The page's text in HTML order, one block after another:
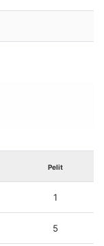
Pelit
1
5